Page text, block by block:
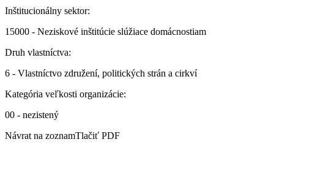
Inštitucionálny sektor:
15000 - Neziskové inštitúcie slúžiace domácnostiam
Druh vlastníctva:
6 - Vlastníctvo združení, politických strán a cirkví
Kategória veľkosti organizácie:
00 - nezistený
Návrat na zoznamTlačiť PDF